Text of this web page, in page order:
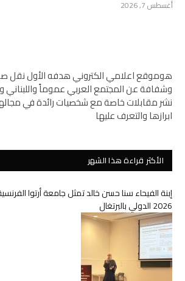
أغسطس 7, 2026
هوموقع اعلامي الكتروني هدفه الأول نقل
وشفافة عن المجتمع العربي عموماً
نشر مقابلات خاصة مع شخصيات رائدة في
ابرازها والتعرف عليها
الأكثر قراءة هذا الشهر
2026 الدولي بالبرتغال